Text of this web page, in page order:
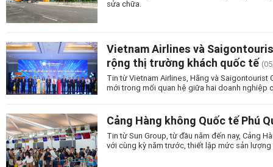
sửa chữa.
Vietnam Airlines và
rộng thị trường khách quốc tế
Tin từ Vietnam Airlines, Hãng và
mới trong mối quan hệ giữa hai doanh nghiệp
Cảng Hàng không Quốc tế Phú
Tin từ Sun Group, từ đầu năm đến nay, Cảng
với cùng kỳ năm trước, thiết lập mức sản